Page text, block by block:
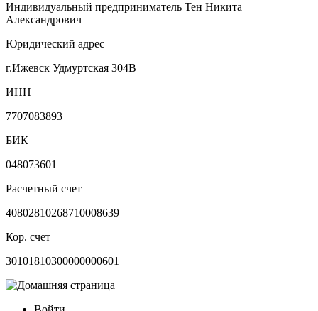
Индивидуальный предприниматель Тен Никита
Александрович
Юридический адрес
г.Ижевск Удмуртская 304В
ИНН
7707083893
БИК
048073601
Расчетный счет
40802810268710008639
Кор. счет
30101810300000000601